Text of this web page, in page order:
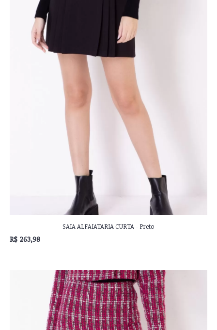
SAIA ALFAIATARIA CURTA - Preto
R$ 263,98